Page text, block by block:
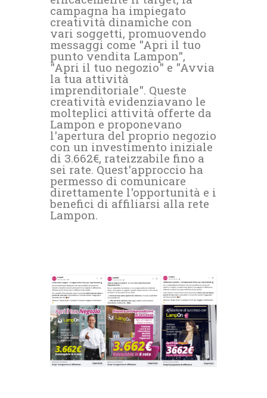
campagna ha impiegato
creatività dinamiche con
vari soggetti, promuovendo
messaggi come "Apri il tuo
punto vendita Lampon",
"Apri il tuo negozio" e "Avvia
la tua attività
imprenditoriale". Queste
creatività evidenziavano le
molteplici attività offerte da
Lampon e proponevano
l'apertura del proprio negozio
con un investimento iniziale
di 3.662€, rateizzabile fino a
sei rate. Quest'approccio ha
permesso di comunicare
direttamente l'opportunità e i
benefici di affiliarsi alla rete
Lampon.